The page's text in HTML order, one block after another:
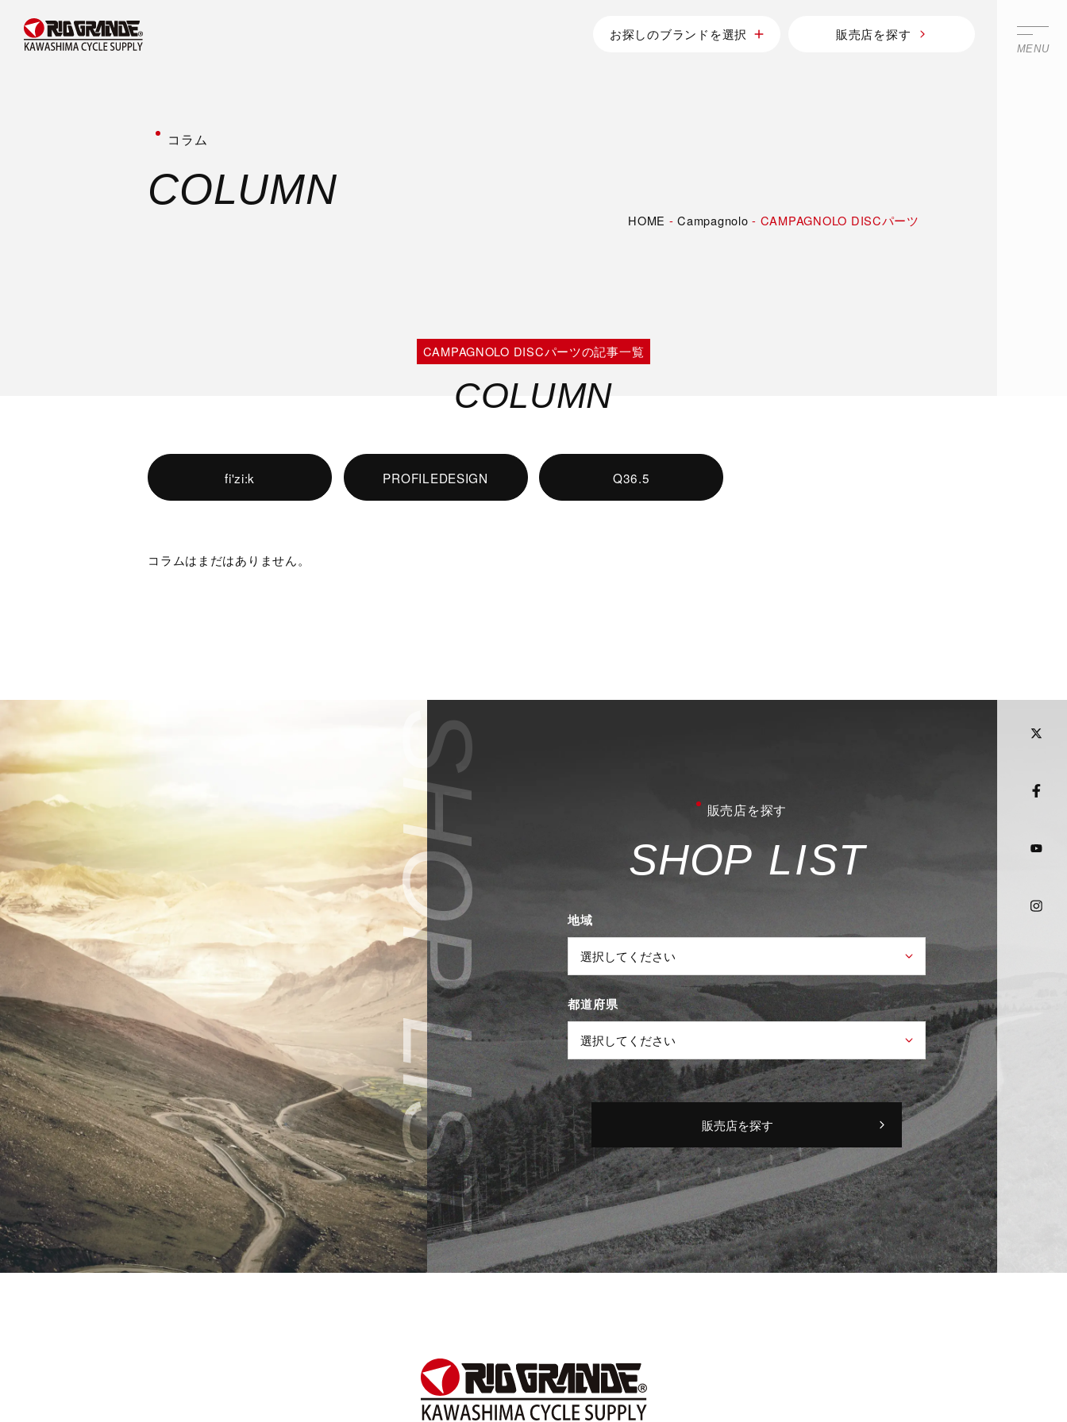
MENU
お探しのブランドを選択 販売店を探す
コラム
COLUMN
HOME -Campagnolo - CAMPAGNOLO DISCパーツ
CAMPAGNOLO DISCパーツの記事一覧
COLUMN
fi'zi:k PROFILEDESIGN Q36.5
コラムはまだはありません。
販売店を探す
SHOP LIST
地域
都道府県
販売店を探す